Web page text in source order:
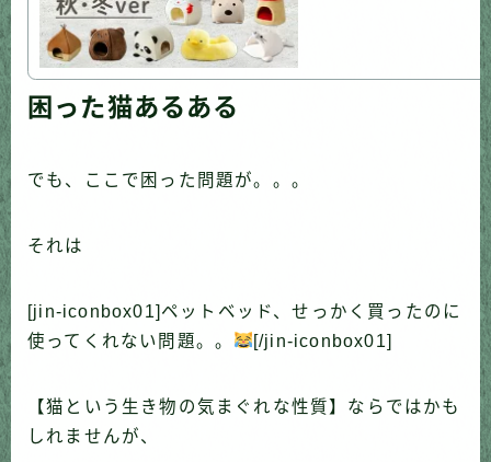
困った猫あるある
でも、ここで困った問題が。。。
それは
[jin-iconbox01]ペットベッド、せっかく買ったのに
使ってくれない問題。。
[/jin-iconbox01]
【猫という生き物の気まぐれな性質】ならではかも
しれませんが、